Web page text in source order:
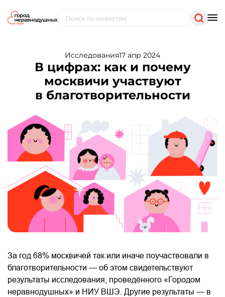
Исследования17 апр 2024
В цифрах: как и почему
москвичи участвуют
в благотворительности
За год 68% москвичей так или иначе поучаствовали в
благотворительности — об этом свидетельствуют
результаты исследования, проведённого «Городом
неравнодушных» и НИУ ВШЭ. Другие результаты — в